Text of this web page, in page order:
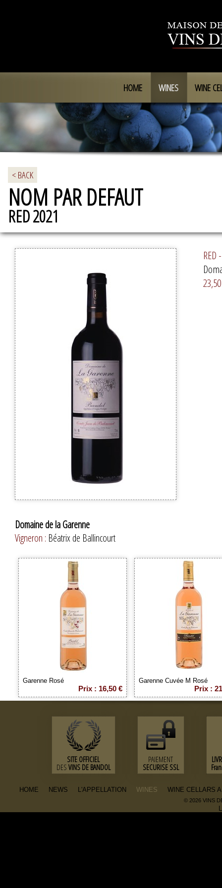
HOME WINES WINE
< BACK
NOM PAR DEFAUT
RED 2021
RED
Domaine de la Garenne
Vigneron : Béatrix de Ballincourt
Garenne Rosé
Prix : 16,50 €
Garenne Cuvée M Rosé
Prix :
SITE OFFICIEL
DES VINS DE BANDOL
PAIEMENT
SECURISE SSL
HOME NEWS L'APPELLATION WINES WINE CELLARS
© 2026 VINS